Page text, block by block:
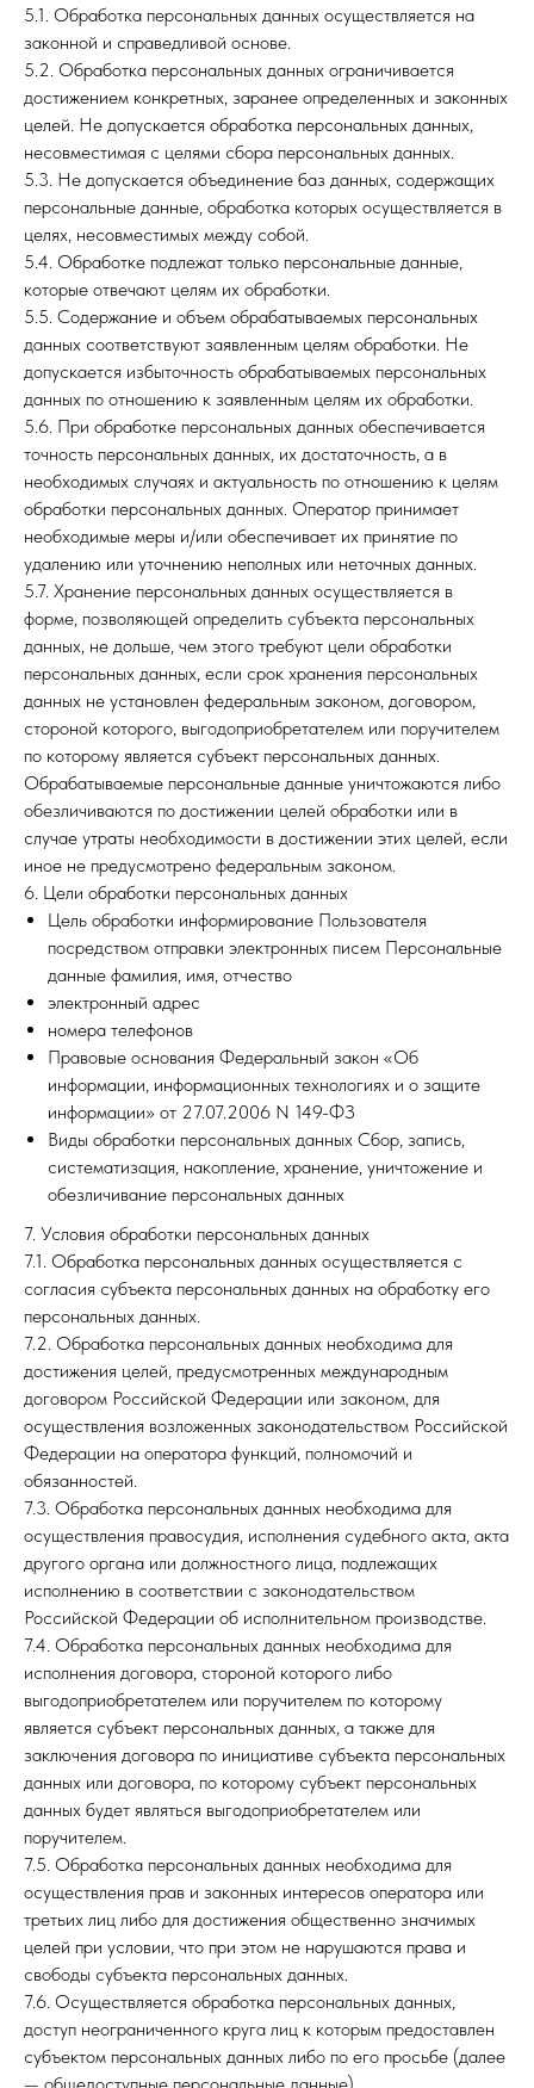
5.1. Обработка персональных данных осуществляется на
законной и справедливой основе.
5.2. Обработка персональных данных ограничивается
достижением конкретных, заранее определенных и законных
целей. Не допускается обработка персональных данных,
несовместимая с целями сбора персональных данных.
5.3. Не допускается объединение баз данных, содержащих
персональные данные, обработка которых осуществляется в
целях, несовместимых между собой.
5.4. Обработке подлежат только персональные данные,
которые отвечают целям их обработки.
5.5. Содержание и объем обрабатываемых персональных
данных соответствуют заявленным целям обработки. Не
допускается избыточность обрабатываемых персональных
данных по отношению к заявленным целям их обработки.
5.6. При обработке персональных данных обеспечивается
точность персональных данных, их достаточность, а в
необходимых случаях и актуальность по отношению к целям
обработки персональных данных. Оператор принимает
необходимые меры и/или обеспечивает их принятие по
удалению или уточнению неполных или неточных данных.
5.7. Хранение персональных данных осуществляется в
форме, позволяющей определить субъекта персональных
данных, не дольше, чем этого требуют цели обработки
персональных данных, если срок хранения персональных
данных не установлен федеральным законом, договором,
стороной которого, выгодоприобретателем или поручителем
по которому является субъект персональных данных.
Обрабатываемые персональные данные уничтожаются либо
обезличиваются по достижении целей обработки или в
случае утраты необходимости в достижении этих целей, если
иное не предусмотрено федеральным законом.
6. Цели обработки персональных данных
Цель обработки информирование Пользователя
посредством отправки электронных писем Персональные
данные фамилия, имя, отчество
электронный адрес
номера телефонов
Правовые основания Федеральный закон «Об
информации, информационных технологиях и о защите
информации» от 27.07.2006 N 149-ФЗ
Виды обработки персональных данных Сбор, запись,
систематизация, накопление, хранение, уничтожение и
обезличивание персональных данных
7. Условия обработки персональных данных
7.1. Обработка персональных данных осуществляется с
согласия субъекта персональных данных на обработку его
персональных данных.
7.2. Обработка персональных данных необходима для
достижения целей, предусмотренных международным
договором Российской Федерации или законом, для
осуществления возложенных законодательством Российской
Федерации на оператора функций, полномочий и
обязанностей.
7.3. Обработка персональных данных необходима для
осуществления правосудия, исполнения судебного акта, акта
другого органа или должностного лица, подлежащих
исполнению в соответствии с законодательством
Российской Федерации об исполнительном производстве.
7.4. Обработка персональных данных необходима для
исполнения договора, стороной которого либо
выгодоприобретателем или поручителем по которому
является субъект персональных данных, а также для
заключения договора по инициативе субъекта персональных
данных или договора, по которому субъект персональных
данных будет являться выгодоприобретателем или
поручителем.
7.5. Обработка персональных данных необходима для
осуществления прав и законных интересов оператора или
третьих лиц либо для достижения общественно значимых
целей при условии, что при этом не нарушаются права и
свободы субъекта персональных данных.
7.6. Осуществляется обработка персональных данных,
доступ неограниченного круга лиц к которым предоставлен
субъектом персональных данных либо по его просьбе (далее